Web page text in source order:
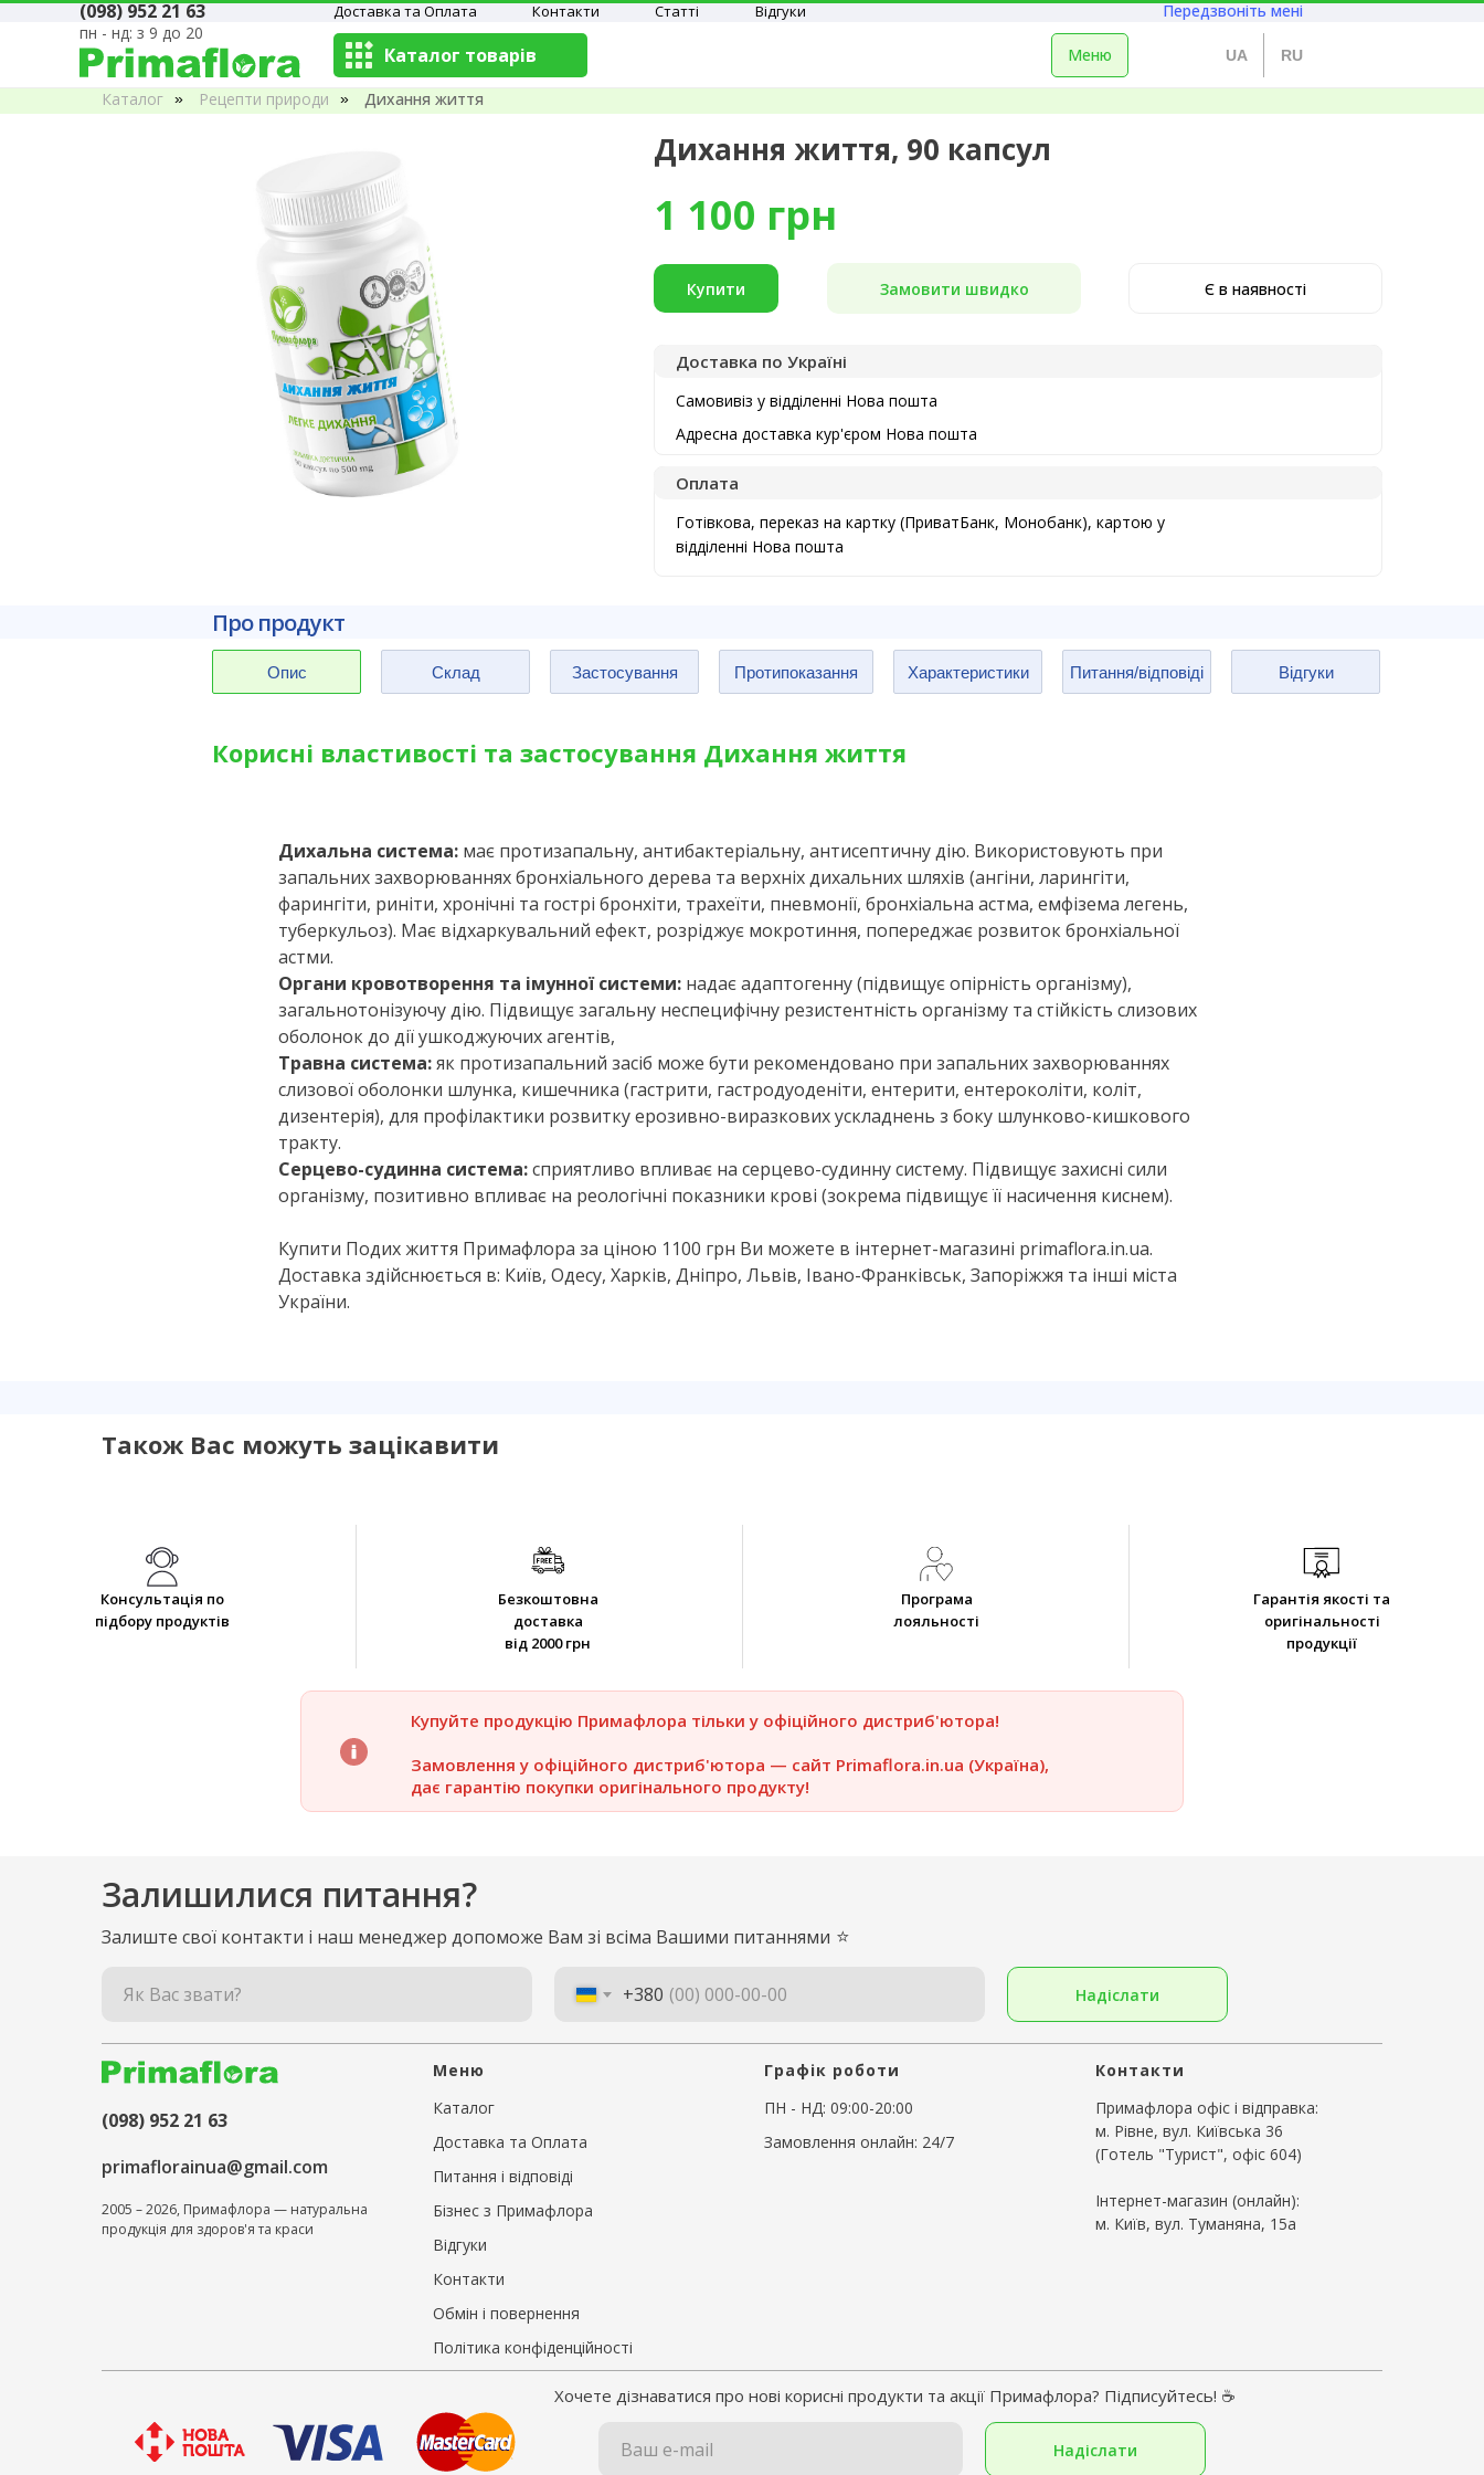
(098) 952 21 63 Передзвоніть мені
Каталог товарів Меню
пн - нд: з 9 до 20
Доставка та Оплата Контакти
UA RU
Статті Відгуки
Каталог » Рецепти природи » Дихання життя
Дихання життя, 90 капсул
1 100 грн
Купити
Доставка по Україні
Самовивіз у відділенні Нова пошта
Адресна доставка кур'єром Нова пошта
Оплата
Готівкова, переказ на картку (ПриватБанк, Монобанк), картою у
відділенні Нова пошта
Є в наявності
Замовити швидко
Опис Склад
Про продукт
Застосування Протипоказання Характеристики Питання/відповіді Відгуки
Корисні властивості та застосування Дихання життя
Дихальна система: має протизапальну, антибактеріальну, антисептичну дію. Використовують при
запальних захворюваннях бронхіального дерева та верхніх дихальних шляхів (ангіни, ларингіти,
фарингіти, риніти, хронічні та гострі бронхіти, трахеїти, пневмонії, бронхіальна астма, емфізема легень,
туберкульоз). Має відхаркувальний ефект, розріджує мокротиння, попереджає розвиток бронхіальної
астми.
Органи кровотворення та імунної системи: надає адаптогенну (підвищує опірність організму),
загальнотонізуючу дію. Підвищує загальну неспецифічну резистентність організму та стійкість слизових
оболонок до дії ушкоджуючих агентів,
Травна система:як протизапальний засіб може бути рекомендовано при запальних захворюваннях
слизової оболонки шлунка, кишечника (гастрити, гастродуоденіти, ентерити, ентероколіти, коліт,
дизентерія), для профілактики розвитку ерозивно-виразкових ускладнень з боку шлунково-кишкового
тракту.
Серцево-судинна система:сприятливо впливає на серцево-судинну систему. Підвищує захисні сили
організму, позитивно впливає на реологічні показники крові (зокрема підвищує її насичення киснем).
Купити Подих життя Примафлора за ціною 1100 грн Ви можете в інтернет-магазині primaflora.in.ua.
Доставка здійснюється в: Київ, Одесу, Харків, Дніпро, Львів, Івано-Франківськ, Запоріжжя та інші міста
України.
Також Вас можуть зацікавити
Консультація по
підбору продуктів
Безкоштовна
доставка
від 2000 грн
Програма
лояльності
Гарантія якості та
оригінальності
продукції
Купуйте продукцію Примафлора тільки у офіційного дистриб'ютора!
Замовлення у офіційного дистриб'ютора — сайт Primaflora.in.ua (Україна),
дає гарантію покупки оригінального продукту!
Залишилися питання?
Залиште свої контакти і наш менеджер допоможе Вам зі всіма Вашими питаннями ⭐
Як Вас звати? +380 Надіслати
(098) 952 21 63
primaflorainua@gmail.com
2005 – 2026, Примафлора — натуральна
продукція для здоров'я та краси
Меню
Каталог
Доставка та Оплата
Питання і відповіді
Бізнес з Примафлора
Відгуки
Контакти
Обмін і повернення
Політика конфіденційності
Графік роботи
ПН - НД: 09:00-20:00
Замовлення онлайн: 24/7
Контакти
Примафлора офіс і відправка:
м. Рівне, вул. Київська 36
(Готель "Турист", офіс 604)
Інтернет-магазин (онлайн):
м. Київ, вул. Туманяна, 15а
Хочете дізнаватися про нові корисні продукти та акції Примафлора? Підписуйтесь! ☕
Ваш e-mail Надіслати